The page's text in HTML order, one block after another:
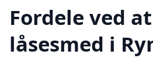
Fordele ved
låsesmed i